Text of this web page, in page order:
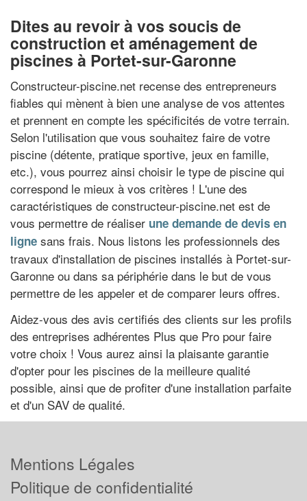
Dites au revoir à vos soucis de
construction et aménagement de
piscines à Portet-sur-Garonne
Constructeur-piscine.net recense des entrepreneurs
fiables qui mènent à bien une analyse de vos attentes
et prennent en compte les spécificités de votre terrain.
Selon l'utilisation que vous souhaitez faire de votre
piscine (détente, pratique sportive, jeux en famille,
etc.), vous pourrez ainsi choisir le type de piscine qui
correspond le mieux à vos critères ! L'une des
caractéristiques de constructeur-piscine.net est de
vous permettre de réaliser une demande de devis en
ligne sans frais. Nous listons les professionnels des
travaux d'installation de piscines installés à Portet-sur-
Garonne ou dans sa périphérie dans le but de vous
permettre de les appeler et de comparer leurs offres.
Aidez-vous des avis certifiés des clients sur les profils
des entreprises adhérentes Plus que Pro pour faire
votre choix ! Vous aurez ainsi la plaisante garantie
d'opter pour les piscines de la meilleure qualité
possible, ainsi que de profiter d'une installation parfaite
et d'un SAV de qualité.
Mentions Légales
Politique de confidentialité